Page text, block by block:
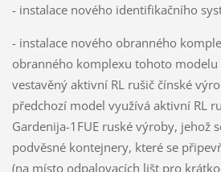
- instalace nového identifikačního
- instalace nového obranného
obranného komplexu tohoto modelu
vestavěný aktivní RL rušič čínské
předchozí model využívá aktivní RL
Gardenija-1FUE ruské výroby, jehož
podvěsné kontejnery, které se
(na místo odpalovacích lišt pro